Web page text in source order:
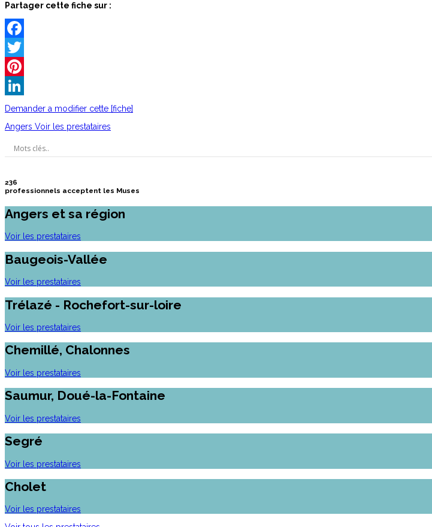
Partager cette fiche sur :
Facebook
Twitter
Pinterest
LinkedIn
Demander a modifier cette [fiche]
Angers Voir les prestataires
236
professionnels acceptent les Muses
Angers et sa région
Voir les prestataires
Baugeois-Vallée
Voir les prestataires
Trélazé - Rochefort-sur-loire
Voir les prestataires
Chemillé, Chalonnes
Voir les prestataires
Saumur, Doué-la-Fontaine
Voir les prestataires
Segré
Voir les prestataires
Cholet
Voir les prestataires